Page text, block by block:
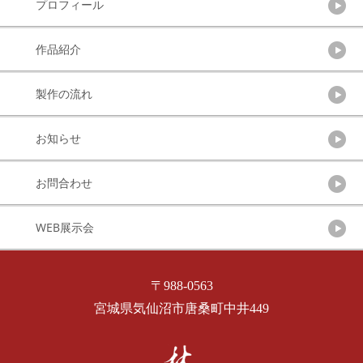
プロフィール
作品紹介
製作の流れ
お知らせ
お問合わせ
WEB展示会
〒988-0563
宮城県気仙沼市唐桑町中井449